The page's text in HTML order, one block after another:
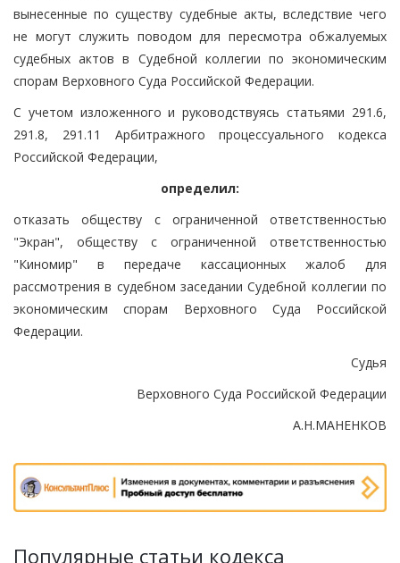
вынесенные по существу судебные акты, вследствие чего
не могут служить поводом для пересмотра обжалуемых
судебных актов в Судебной коллегии по экономическим
спорам Верховного Суда Российской Федерации.
С учетом изложенного и руководствуясь статьями 291.6,
291.8, 291.11 Арбитражного процессуального кодекса
Российской Федерации,
определил:
отказать обществу с ограниченной ответственностью
"Экран", обществу с ограниченной ответственностью
"Киномир" в передаче кассационных жалоб для
рассмотрения в судебном заседании Судебной коллегии по
экономическим спорам Верховного Суда Российской
Федерации.
Судья
Верховного Суда Российской Федерации
А.Н.МАНЕНКОВ
Популярные статьи кодекса